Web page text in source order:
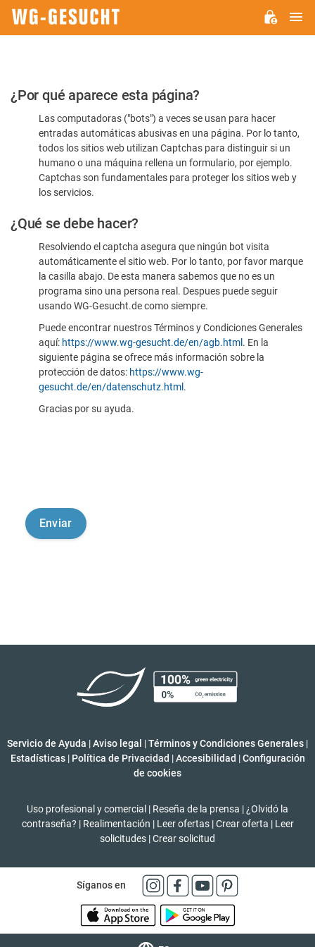
Por
favor,
confirme
humano
¿Por qué aparece esta página?
Las computadoras ("bots") a veces se usan para hacer
entradas automáticas abusivas en una página. Por lo tanto,
todos los sitios web utilizan Captchas para distinguir si un
humano o una máquina rellena un formulario, por ejemplo.
Captchas son fundamentales para proteger los sitios web y
los servicios.
¿Qué se debe hacer?
Resolviendo el captcha asegura que ningún bot visita
automáticamente el sitio web. Por lo tanto, por favor marque
la casilla abajo. De esta manera sabemos que no es un
programa sino una persona real. Despues puede seguir
usando WG-Gesucht.de como siempre.
Puede encontrar nuestros Términos y Condiciones Generales
aquí: https://www.wg-gesucht.de/en/agb.html . En la
siguiente página se ofrece más información sobre la
protección de datos: https://www.wg-
gesucht.de/en/datenschutz.html .
Gracias por su ayuda.
Servicio de Ayuda |Aviso legal |Términos y Condiciones Generales |
Estadísticas | Política de Privacidad | Accesibilidad | Configuración
de cookies
Uso profesional y comercial | Reseña de la prensa | ¿Olvidó la
contraseña? | Realimentación | Leer ofertas | Crear oferta | Leer
solicitudes |Crear solicitud
Síganos en